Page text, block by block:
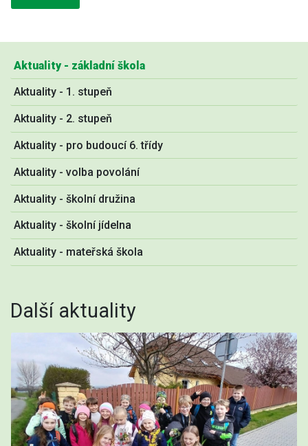
Aktuality - základní škola
Aktuality - 1. stupeň
Aktuality - 2. stupeň
Aktuality - pro budoucí 6. třídy
Aktuality - volba povolání
Aktuality - školní družina
Aktuality - školní jídelna
Aktuality - mateřská škola
Další aktuality